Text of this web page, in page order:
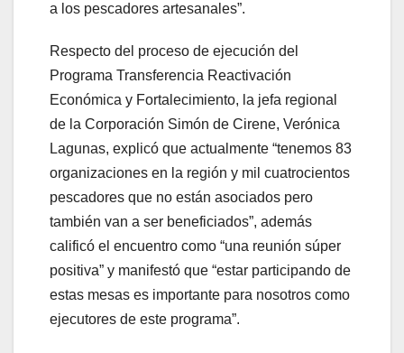
a los pescadores artesanales”.
Respecto del proceso de ejecución del
Programa Transferencia Reactivación
Económica y Fortalecimiento, la jefa regional
de la Corporación Simón de Cirene, Verónica
Lagunas, explicó que actualmente “tenemos 83
organizaciones en la región y mil cuatrocientos
pescadores que no están asociados pero
también van a ser beneficiados”, además
calificó el encuentro como “una reunión súper
positiva” y manifestó que “estar participando de
estas mesas es importante para nosotros como
ejecutores de este programa”.